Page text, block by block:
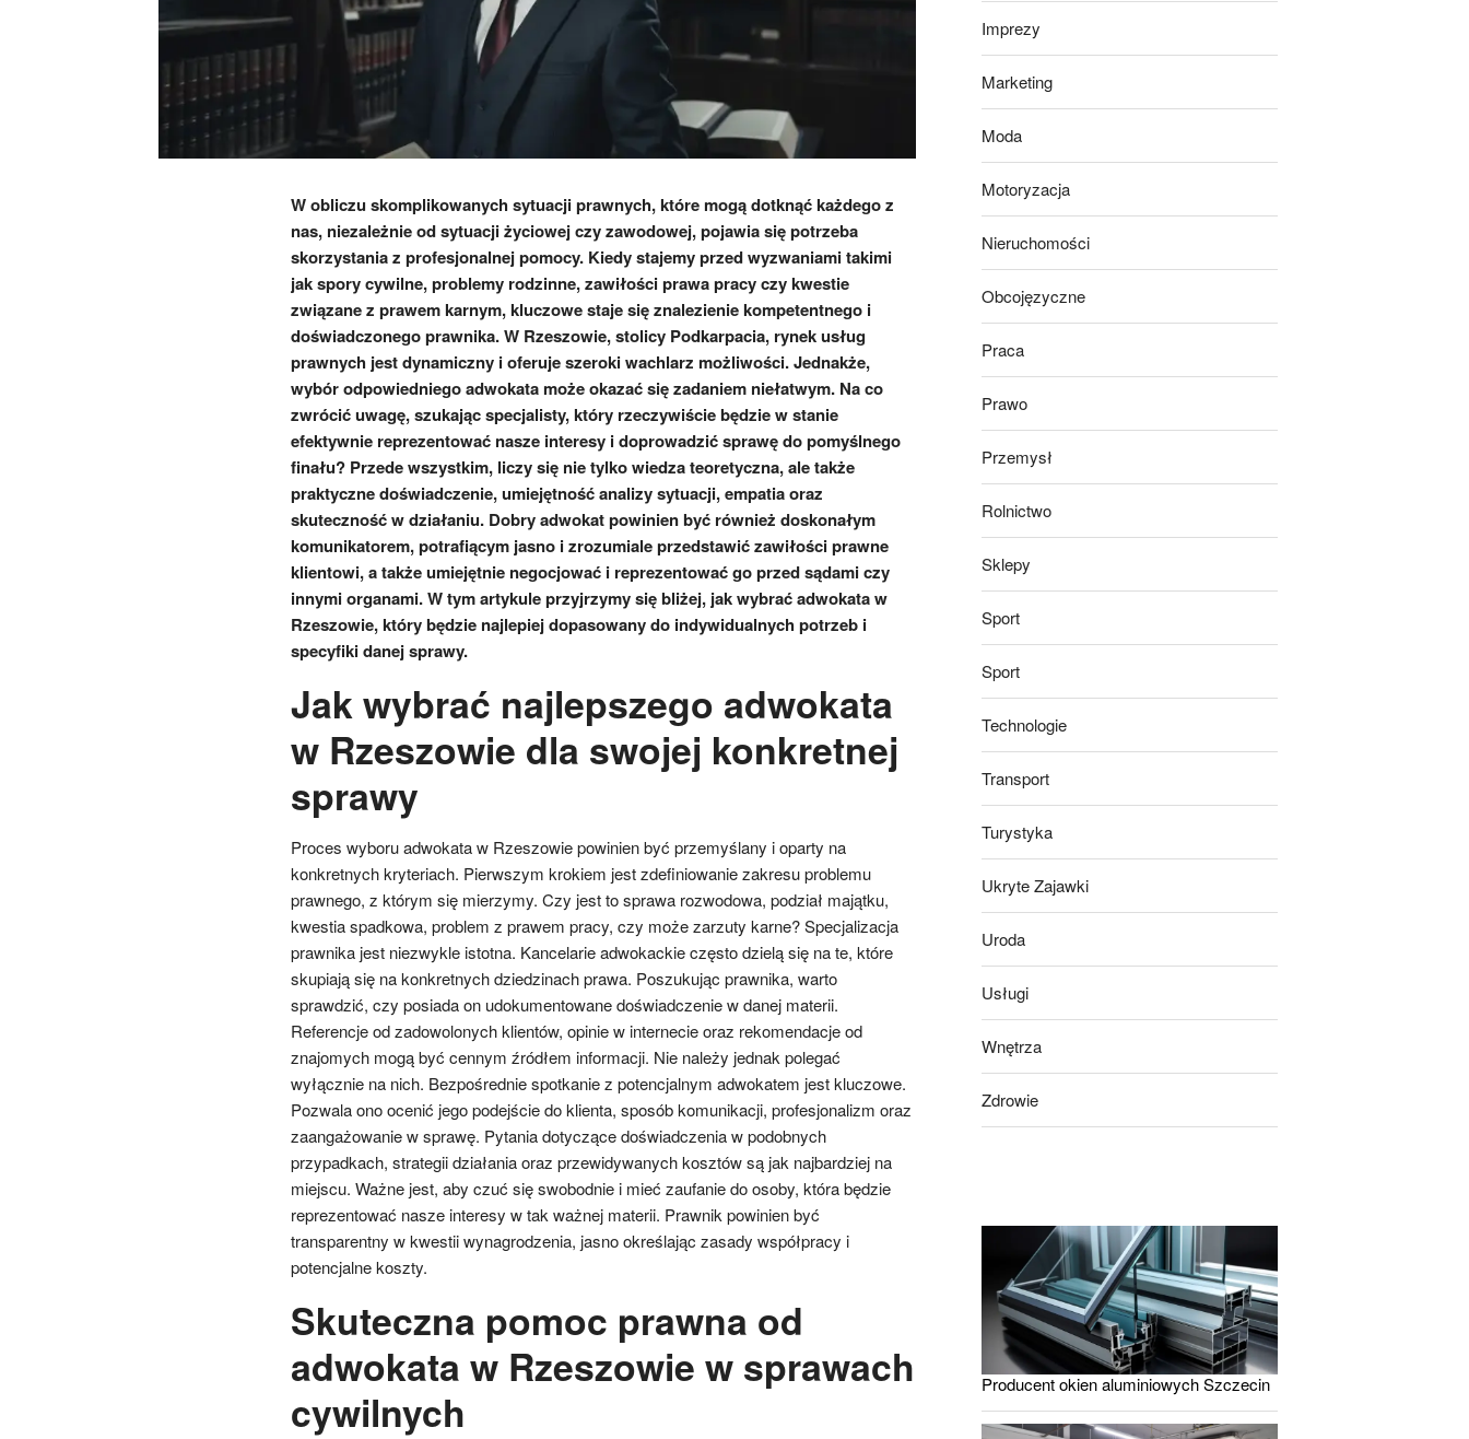
W obliczu skomplikowanych sytuacji prawnych, które mogą dotknąć każdego z
nas, niezależnie od sytuacji życiowej czy zawodowej, pojawia się potrzeba
skorzystania z profesjonalnej pomocy. Kiedy stajemy przed wyzwaniami takimi
jak spory cywilne, problemy rodzinne, zawiłości prawa pracy czy kwestie
związane z prawem karnym, kluczowe staje się znalezienie kompetentnego i
doświadczonego prawnika. W Rzeszowie, stolicy Podkarpacia, rynek usług
prawnych jest dynamiczny i oferuje szeroki wachlarz możliwości. Jednakże,
wybór odpowiedniego adwokata może okazać się zadaniem niełatwym. Na co
zwrócić uwagę, szukając specjalisty, który rzeczywiście będzie w stanie
efektywnie reprezentować nasze interesy i doprowadzić sprawę do pomyślnego
finału? Przede wszystkim, liczy się nie tylko wiedza teoretyczna, ale także
praktyczne doświadczenie, umiejętność analizy sytuacji, empatia oraz
skuteczność w działaniu. Dobry adwokat powinien być również doskonałym
komunikatorem, potrafiącym jasno i zrozumiale przedstawić zawiłości prawne
klientowi, a także umiejętnie negocjować i reprezentować go przed sądami czy
innymi organami. W tym artykule przyjrzymy się bliżej, jak wybrać adwokata w
Rzeszowie, który będzie najlepiej dopasowany do indywidualnych potrzeb i
specyfiki danej sprawy.
Jak wybrać najlepszego adwokata
w Rzeszowie dla swojej konkretnej
sprawy
Proces wyboru adwokata w Rzeszowie powinien być przemyślany i oparty na
konkretnych kryteriach. Pierwszym krokiem jest zdefiniowanie zakresu problemu
prawnego, z którym się mierzymy. Czy jest to sprawa rozwodowa, podział majątku,
kwestia spadkowa, problem z prawem pracy, czy może zarzuty karne? Specjalizacja
prawnika jest niezwykle istotna. Kancelarie adwokackie często dzielą się na te, które
skupiają się na konkretnych dziedzinach prawa. Poszukując prawnika, warto
sprawdzić, czy posiada on udokumentowane doświadczenie w danej materii.
Referencje od zadowolonych klientów, opinie w internecie oraz rekomendacje od
znajomych mogą być cennym źródłem informacji. Nie należy jednak polegać
wyłącznie na nich. Bezpośrednie spotkanie z potencjalnym adwokatem jest kluczowe.
Pozwala ono ocenić jego podejście do klienta, sposób komunikacji, profesjonalizm oraz
zaangażowanie w sprawę. Pytania dotyczące doświadczenia w podobnych
przypadkach, strategii działania oraz przewidywanych kosztów są jak najbardziej na
miejscu. Ważne jest, aby czuć się swobodnie i mieć zaufanie do osoby, która będzie
reprezentować nasze interesy w tak ważnej materii. Prawnik powinien być
transparentny w kwestii wynagrodzenia, jasno określając zasady współpracy i
potencjalne koszty.
Skuteczna pomoc prawna od
adwokata w Rzeszowie w sprawach
cywilnych
Imprezy
Marketing
Moda
Motoryzacja
Nieruchomości
Obcojęzyczne
Praca
Prawo
Przemysł
Rolnictwo
Sklepy
Sport
Sport
Technologie
Transport
Turystyka
Ukryte Zajawki
Uroda
Usługi
Wnętrza
Zdrowie
Producent okien aluminiowych Szczecin